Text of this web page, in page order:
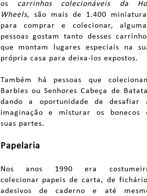
os carrinhos colecionáveis da
Wheels, são mais de 1.400
para comprar e colecionar,
pessoas gostam tanto desses
que montam lugares especiais na
própria casa para deixa-los expostos.
Também há pessoas que
Barbies ou Senhores Cabeça de
dando a oportunidade de desafiar
imaginação e misturar os bonecos
suas partes.
Papelaria
Nos anos 1990 era
colecionar papeis de carta, de
adesivos de caderno e até